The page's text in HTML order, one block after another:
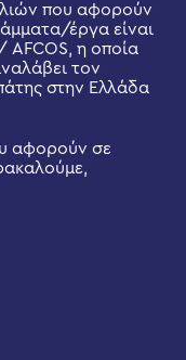
που αφορούν
έργα είναι
AFCOS, η οποία
τον
στην Ελλάδα
αφορούν σε